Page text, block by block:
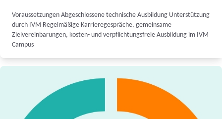
Voraussetzungen Abgeschlossene technische Ausbildung Unterstützung
durch IVM Regelmäßige Karrieregespräche, gemeinsame
Zielvereinbarungen, kosten- und verpflichtungsfreie Ausbildung im IVM
Campus